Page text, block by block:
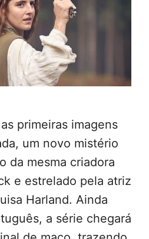
primeiras imagens
um novo mistério
da mesma criadora
e estrelado pela atriz
Harland. Ainda
a série chegará